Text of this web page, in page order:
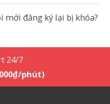
mới đăng ký lại bị khóa?
24/7
phút)